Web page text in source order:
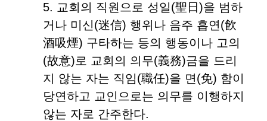
5. 교회의 직원으로 성일(聖日)을 범하
거나 미신(迷信) 행위나 음주 흡연(飮
酒吸煙) 구타하는 등의 행동이나 고의
(故意)로 교회의 의무(義務)금을 드리
지 않는 자는 직임(職任)을 면(免) 함이
당연하고 교인으로는 의무를 이행하지
않는 자로 간주한다.